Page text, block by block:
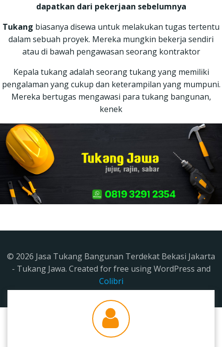
dapatkan dari pekerjaan sebelumnya
Tukang biasanya disewa untuk melakukan tugas tertentu
dalam sebuah proyek. Mereka mungkin bekerja sendiri
atau di bawah pengawasan seorang kontraktor
Kepala tukang adalah seorang tukang yang memiliki
pengalaman yang cukup dan keterampilan yang mumpuni.
Mereka bertugas mengawasi para tukang bangunan,
kenek
© 2026 Jasa Tukang Bangunan Terdekat Bekasi Jakarta
- Tukang Jawa. Created for free using WordPress and
Colibri